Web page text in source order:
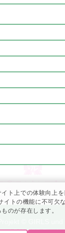
ト上での体験向上
イトの機能に不可欠
のが存在します。
© GIRLS und